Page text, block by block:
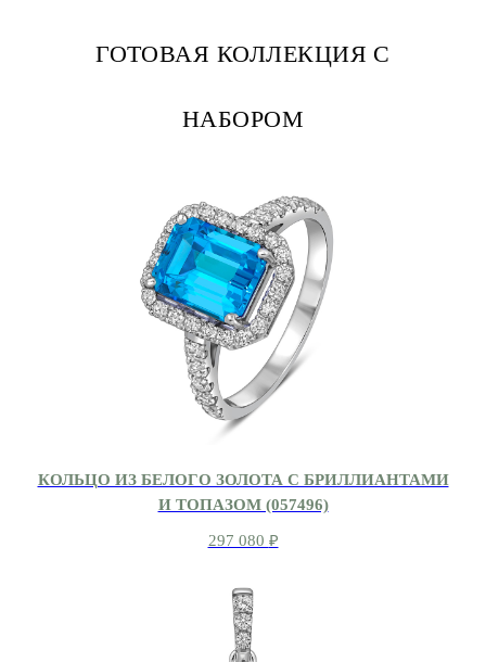
ГОТОВАЯ КОЛЛЕКЦИЯ С
НАБОРОМ
КОЛЬЦО ИЗ БЕЛОГО ЗОЛОТА С БРИЛЛИАНТАМИ
И ТОПАЗОМ (057496)
297 080 ₽